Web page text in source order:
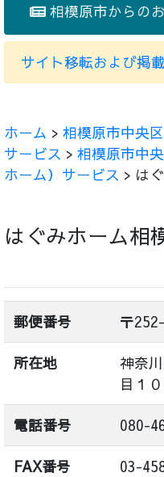
相模原市からの
サイト移転および掲
ホーム > 相模原市中央区
サービス > 相模原市中
ホーム）サービス > は
はぐみホーム相
郵便番号 〒
所在地
神奈
目１
電話番号 080-
FAX番号 03-